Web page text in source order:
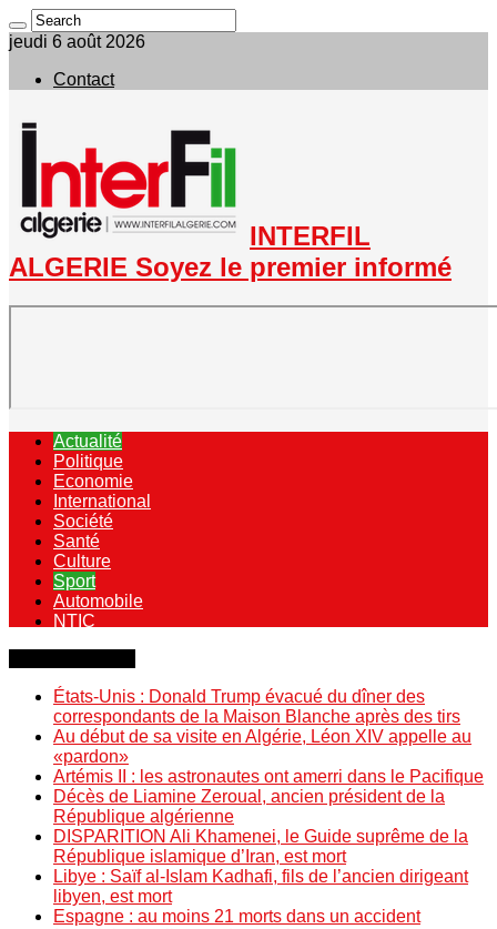
jeudi 6 août 2026
Contact
INTERFIL
ALGERIE Soyez le premier informé
Actualité
Politique
Economie
International
Société
Santé
Culture
Sport
Automobile
NTIC
États-Unis : Donald Trump évacué du dîner des
correspondants de la Maison Blanche après des tirs
Au début de sa visite en Algérie, Léon XIV appelle au
«pardon»
Artémis II : les astronautes ont amerri dans le Pacifique
Décès de Liamine Zeroual, ancien président de la
République algérienne
DISPARITION Ali Khamenei, le Guide suprême de la
République islamique d’Iran, est mort
Libye : Saïf al-Islam Kadhafi, fils de l’ancien dirigeant
libyen, est mort
Espagne : au moins 21 morts dans un accident